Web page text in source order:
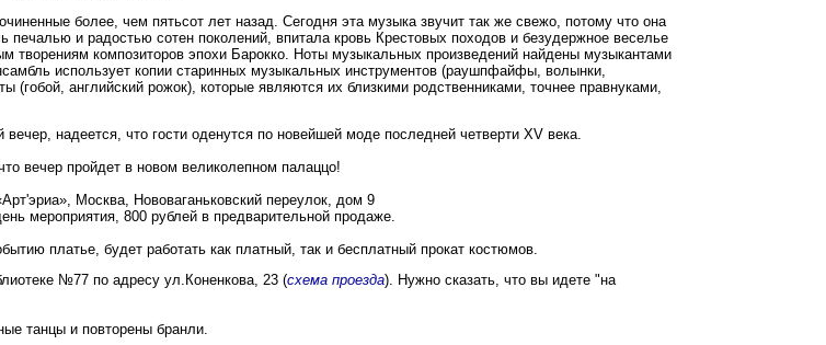
более, чем пятьсот лет назад. Сегодня эта музыка звучит так же свежо, потому что она
и радостью сотен поколений, впитала кровь Крестовых походов и безудержное веселье
композиторов эпохи Барокко. Ноты музыкальных произведений найдены музыкантами
использует копии старинных музыкальных инструментов (раушпфайфы, волынки,
английский рожок), которые являются их близкими родственниками, точнее правнуками,
надеется, что гости оденутся по новейшей моде последней четверти XV века.
вечер пройдет в новом великолепном палаццо!
Москва, Нововаганьковский переулок, дом 9
мероприятия, 800 рублей в предварительной продаже.
платье, будет работать как платный, так и бесплатный прокат костюмов.
№77 по адресу ул.Коненкова, 23 (схема проезда). Нужно сказать, что вы идете "на
танцы и повторены бранли.